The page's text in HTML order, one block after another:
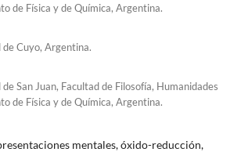
de Física y de Química, Argentina.
Cuyo, Argentina.
San Juan, Facultad de Filosofía, Humanidades
de Física y de Química, Argentina.
mentales, óxido-reducción,